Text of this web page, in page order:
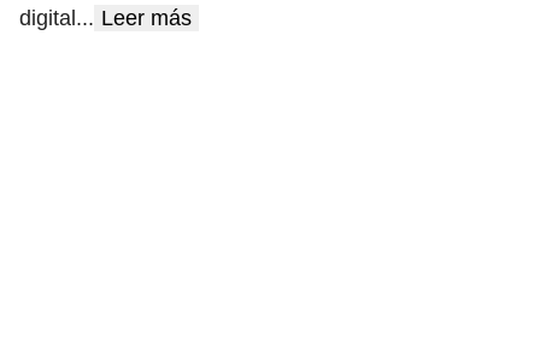
digital ... Leer más